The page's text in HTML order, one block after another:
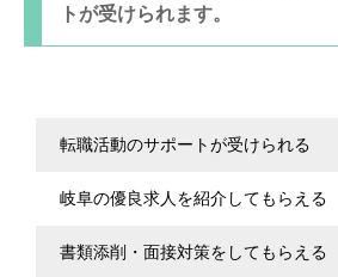
トが受けられます。
転職活動のサポートが受けられる
岐阜の優良求人を紹介してもらえる
書類添削・面接対策をしてもらえる